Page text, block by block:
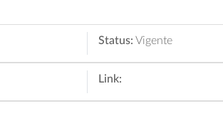
Status: Vigente
Link: